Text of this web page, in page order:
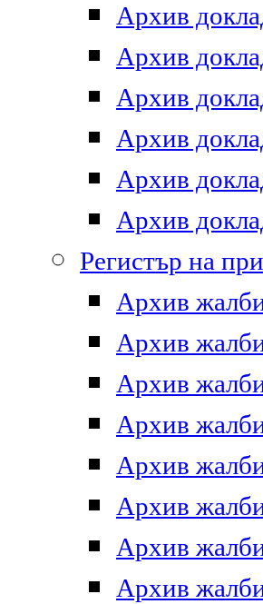
Архив
Архив
Архив
Архив
Архив
Архив
Регистър на
Архив
Архив
Архив
Архив
Архив
Архив
Архив
Архив